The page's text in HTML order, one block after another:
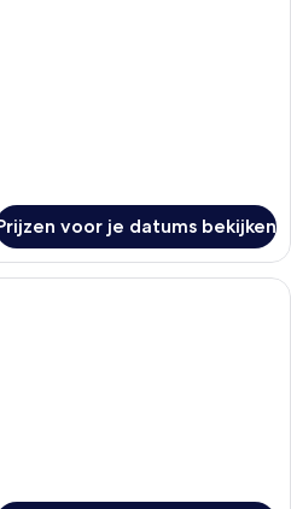
voor je datums bekijken
Een hotelkamer met twee bedden,